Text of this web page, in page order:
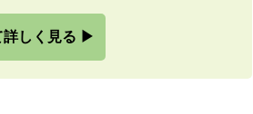
詳しく見る ▶